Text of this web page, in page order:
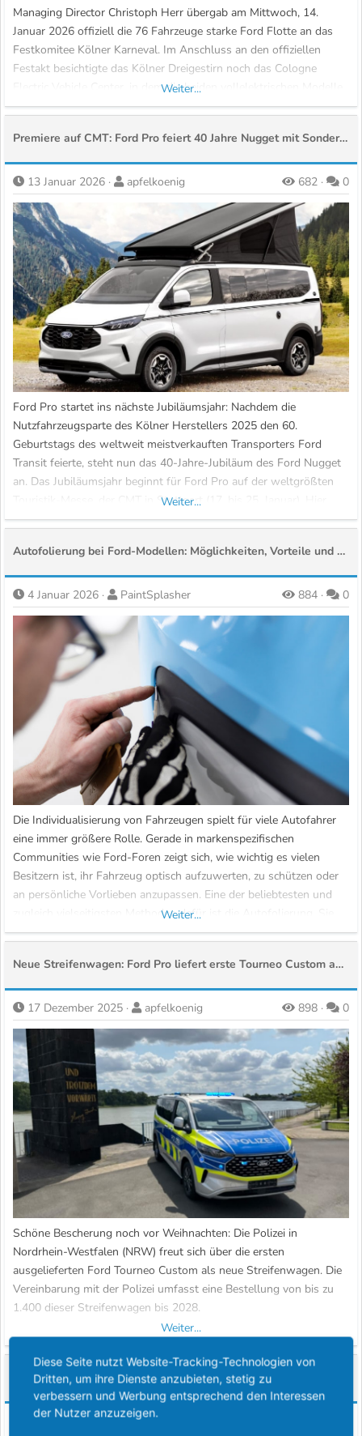
Managing Director Christoph Herr übergab am Mittwoch, 14.
Januar 2026 offiziell die 76 Fahrzeuge starke Ford Flotte an das
Festkomitee Kölner Karneval. Im Anschluss an den offiziellen
Festakt besichtigte das Kölner Dreigestirn noch das Cologne
Electric Vehicle Center, in dem die beiden vollelektrischen Modelle
Ford Explorer und Ford Capri...
Weiter...
Premiere auf CMT: Ford Pro feiert 40 Jahre Nugget mit Sonderedition
13 Januar 2026 apfelkoenig 682 0
Ford Pro startet ins nächste Jubiläumsjahr: Nachdem die
Nutzfahrzeugsparte des Kölner Herstellers 2025 den 60.
Geburtstags des weltweit meistverkauften Transporters Ford
Transit feierte, steht nun das 40-Jahre-Jubiläum des Ford Nugget
an. Das Jubiläumsjahr beginnt für Ford Pro auf der weltgrößten
Touristik-Messe, der CMT in Stuttgart (17. bis 25. Januar). Hier
zeigen die Kölner zum ersten Mal die limitierte...
Weiter...
Autofolierung bei Ford-Modellen: Möglichkeiten, Vorteile und warum Erfahrung entscheidend ist
4 Januar 2026 PaintSplasher 884 0
Die Individualisierung von Fahrzeugen spielt für viele Autofahrer
eine immer größere Rolle. Gerade in markenspezifischen
Communities wie Ford-Foren zeigt sich, wie wichtig es vielen
Besitzern ist, ihr Fahrzeug optisch aufzuwerten, zu schützen oder
an persönliche Vorlieben anzupassen. Eine der beliebtesten und
zugleich vielseitigsten Methoden dafür ist die Autofolierung. Sie
bietet...
Weiter...
Neue Streifenwagen: Ford Pro liefert erste Tourneo Custom an Polizei in Nordrhein-Westfalen
17 Dezember 2025 apfelkoenig 898 0
Schöne Bescherung noch vor Weihnachten: Die Polizei in
Nordrhein-Westfalen (NRW) freut sich über die ersten
ausgelieferten Ford Tourneo Custom als neue Streifenwagen. Die
Vereinbarung mit der Polizei umfasst eine Bestellung von bis zu
1.400 dieser Streifenwagen bis 2028.
meistverkauftem Transporter (1) – dem Transit Custom – und
bietet als...
Weiter...
10 Dezember 2025 apfelkoenig
Diese Seite nutzt Website-Tracking-Technologien von
Dritten, um ihre Dienste anzubieten, stetig zu
verbessern und Werbung entsprechend den Interessen
der Nutzer anzuzeigen.